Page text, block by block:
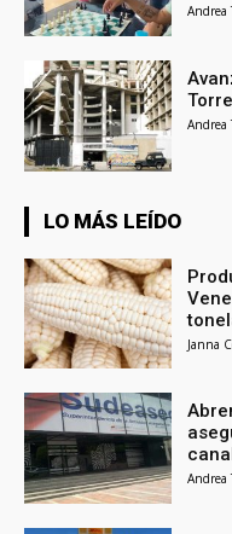
Andrea
Andrea
LO MÁS LEÍDO
Janna
Andrea